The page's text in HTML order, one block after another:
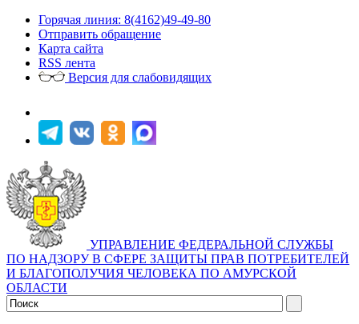
Горячая линия: 8(4162)49-49-80
Отправить обращение
Карта сайта
RSS лента
Версия для слабовидящих
УПРАВЛЕНИЕ ФЕДЕРАЛЬНОЙ СЛУЖБЫ
ПО НАДЗОРУ В СФЕРЕ ЗАЩИТЫ ПРАВ ПОТРЕБИТЕЛЕЙ
И БЛАГОПОЛУЧИЯ ЧЕЛОВЕКА ПО АМУРСКОЙ
ОБЛАСТИ